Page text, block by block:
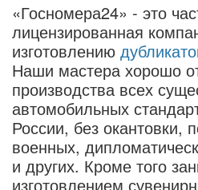
«Госномера24» - это
лицензированная
изготовлению
Наши мастера хорошо
производства всех
автомобильных
России, без окантовки,
военных,
и других. Кроме того
изготовлением